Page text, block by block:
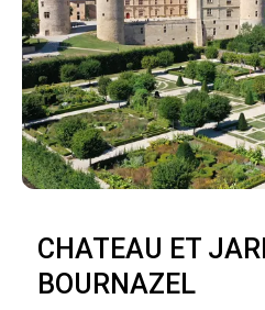
CHATEAU ET
BOURNAZEL